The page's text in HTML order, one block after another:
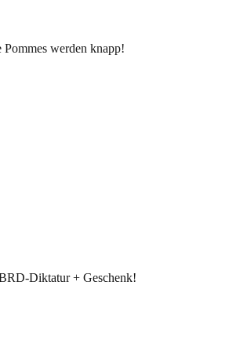
werden knapp!
Diktatur + Geschenk!